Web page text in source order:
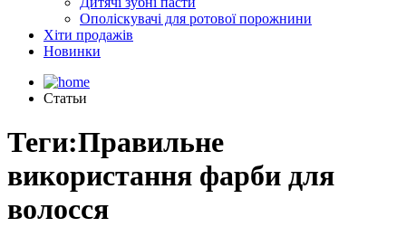
Ополіскувачі для ротової порожнини
Хіти продажів
Новинки
Статьи
Теги:Правильне
використання фарби для
волосся